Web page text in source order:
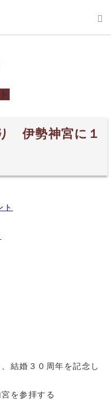
伊勢神宮に１
結婚３０周年を記念し
を参拝する